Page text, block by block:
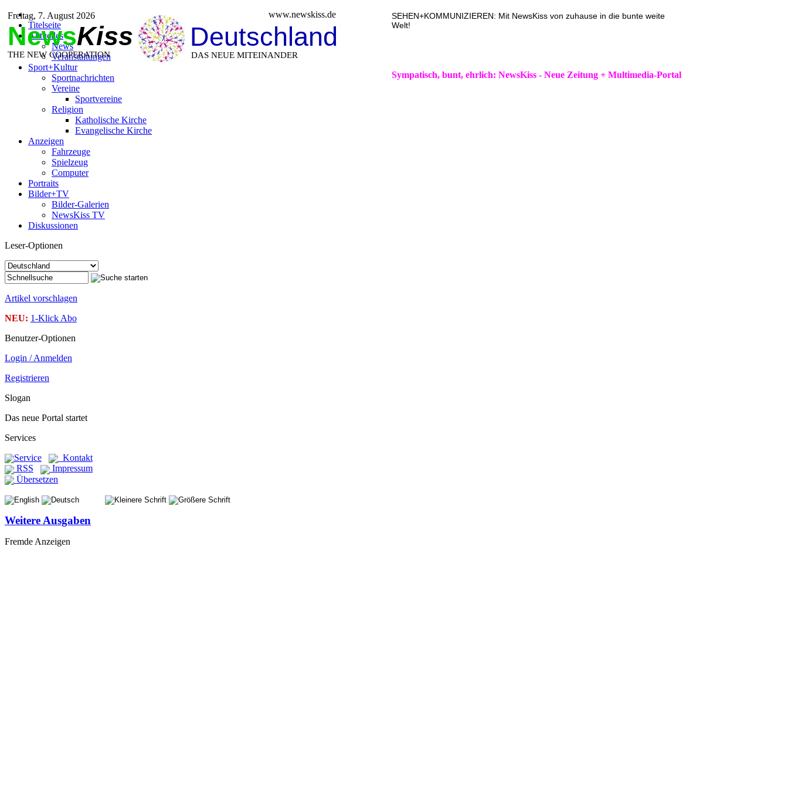
NewsKiss
THE NEW COOPERATION
Deutschland
DAS NEUE MITEINANDER
Freitag, 7. August 2026 www.newskiss.de
SEHEN+KOMMUNIZIEREN: Mit NewsKiss von zuhause in die bunte weite
Welt!
Sympatisch, bunt, ehrlich: NewsKiss - Neue Zeitung + Multimedia-Portal
Titelseite
Aktuelles
News
Veranstaltungen
Sport+Kultur
Sportnachrichten
Vereine
Sportvereine
Religion
Katholische Kirche
Evangelische Kirche
Anzeigen
Fahrzeuge
Spielzeug
Computer
Portraits
Bilder+TV
Bilder-Galerien
NewsKiss TV
Diskussionen
Leser-Optionen
Artikel vorschlagen
NEU: 1-Klick Abo
Benutzer-Optionen
Login / Anmelden
Registrieren
Slogan
Das neue Portal startet
Services
Service
Kontakt
RSS
Impressum
Übersetzen
Weitere Ausgaben
Fremde Anzeigen